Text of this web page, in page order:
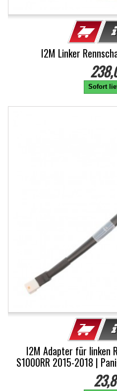
I2M Linker
Sofort
I2M Adapter für linken
S1000RR 2015-2018 |